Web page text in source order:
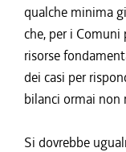
qualche minima
che, per i
risorse
dei casi per
bilanci ormai non
Si dovrebbe